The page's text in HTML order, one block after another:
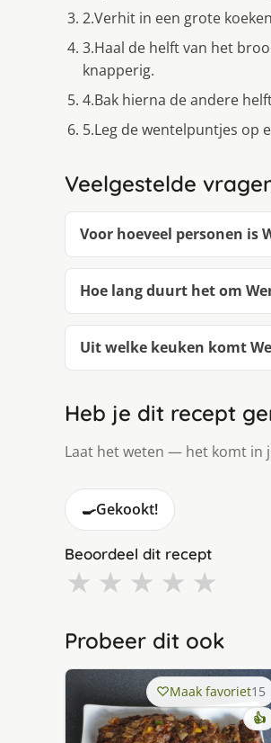
2.Verhit in een grote
3.Haal de helft van het
knapperig.
4.Bak hierna de andere
5.Leg de wentelpuntjes op
Veelgestelde
Voor hoeveel personen is
Hoe lang duurt het om
Uit welke keuken komt
Heb je dit recept
Laat het weten — het komt in
🍳Gekookt!
Beoordeel dit recept
★ ★ ★ ★ ★
Probeer dit ook
Maak favoriet15
👍